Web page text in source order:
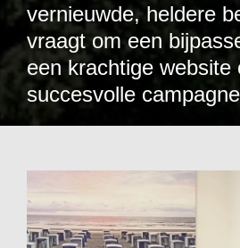
vernieuwde, heldere
vraagt om een
een krachtige website
succesvolle